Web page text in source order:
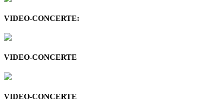
VIDEO-CONCERTE:
VIDEO-CONCERTE
VIDEO-CONCERTE